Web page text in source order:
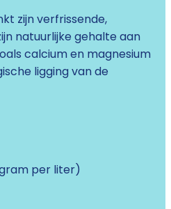
zijn verfrissende,
natuurlijke gehalte aan
calcium en magnesium
ligging van de
per liter)